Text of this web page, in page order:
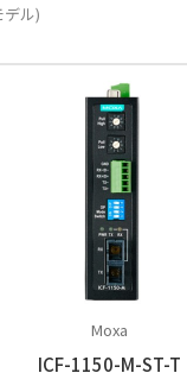
デル)
Moxa
ICF-1150-M-ST-T